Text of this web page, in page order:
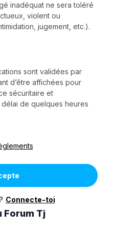
inadéquat ne sera toléré
violent ou
jugement, etc.).
sont validées par
d’être affichées pour
sécuritaire et
de quelques heures
Connecte-toi
Forum Tj